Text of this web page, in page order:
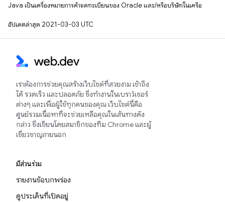
Java เป็นเครื่องหมายการค้าจดทะเบียนของ Oracle และ/หรือบริษัทในเครือ
อัปเดตล่าสุด 2021-03-03 UTC
เราต้องการช่วยคุณสร้างเว็บไซต์ที่สวยงาม เข้าถึง
ได้ รวดเร็ว และปลอดภัย ซึ่งทำงานในเบราว์เซอร์
ต่างๆ และเพื่อผู้ใช้ทุกคนของคุณ เว็บไซต์นี้คือ
ศูนย์รวมเนื้อหาที่จะช่วยเหลือคุณในเส้นทางดัง
กล่าว ซึ่งเขียนโดยสมาชิกของทีม Chrome และผู้
เชี่ยวชาญภายนอก
มีส่วนร่วม
รายงานข้อบกพร่อง
ดูประเด็นที่เปิดอยู่